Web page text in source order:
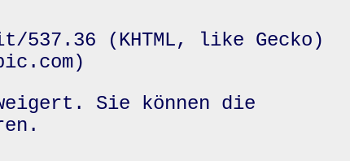
537.36 (KHTML, like Gecko)
Sie können die